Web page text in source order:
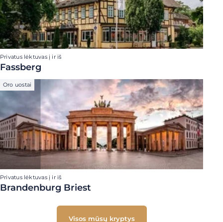
Privatus lėktuvas į ir iš
Fassberg
Oro uostai
Privatus lėktuvas į ir iš
Brandenburg Briest
Visos mūsų kryptys